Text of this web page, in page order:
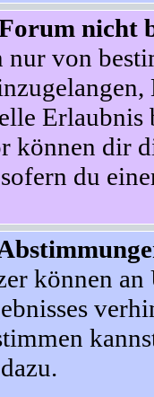
nicht
von
können dir
du
können